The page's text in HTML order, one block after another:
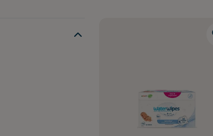
Välj gärna
Våtservetter i storpack
bra i vagnen, bilen eller